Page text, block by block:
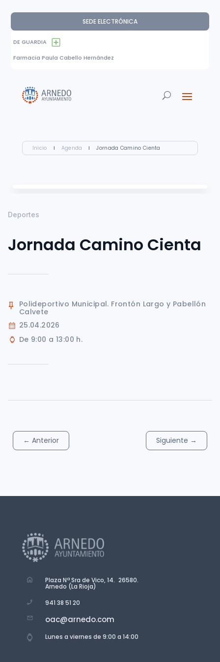
SEDE ELECTRÓNICA
DE GUARDIA
Farmacia Paula Cabello Hernández
Inicio I Agenda I Jornada Camino Cienta
Deportes
Jornada Camino Cienta
Polideportivo Municipal. Frontón Largo y Pabellón
Calvete
25.04.2026
De 9:00 a 13:00 h.
← Anterior Siguiente →
Plaza Nª Sra de Vico, 14. 26580.
Arnedo (La Rioja)
941 38 51 20
oac@arnedo.com
Lunes a viernes de 9:00 a 14:00